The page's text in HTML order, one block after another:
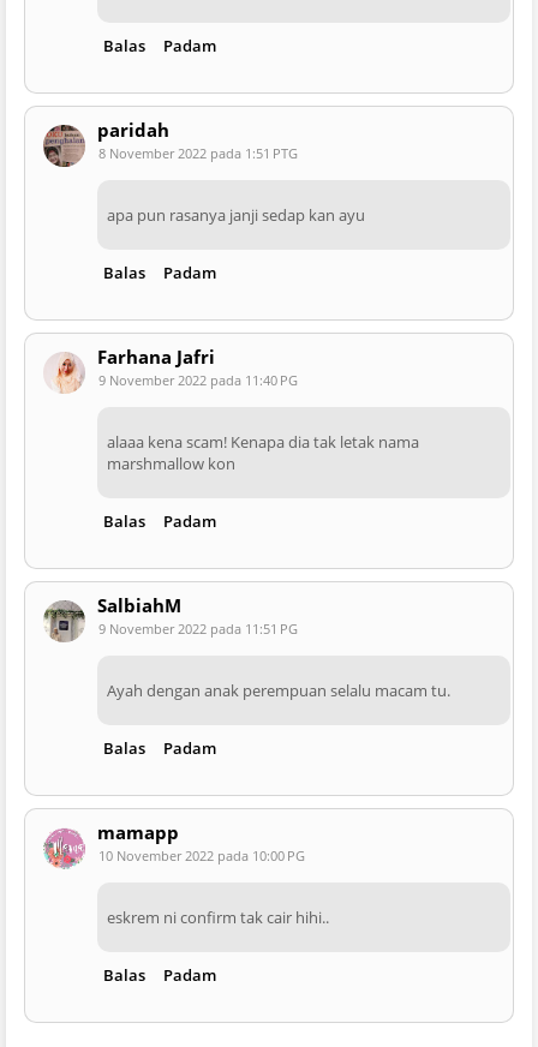
Balas Padam
paridah
8 November 2022 pada 1:51 PTG
apa pun rasanya janji sedap kan ayu
Balas Padam
Farhana Jafri
9 November 2022 pada 11:40 PG
alaaa kena scam! Kenapa dia tak letak nama
marshmallow kon
Balas Padam
SalbiahM
9 November 2022 pada 11:51 PG
Ayah dengan anak perempuan selalu macam tu.
Balas Padam
mamapp
10 November 2022 pada 10:00 PG
eskrem ni confirm tak cair hihi..
Balas Padam